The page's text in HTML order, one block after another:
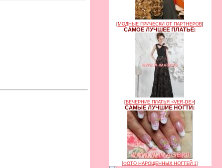
[МОДНЫЕ ПРИЧЕСКИ ОТ ПАРТНЕРОВ]
САМОЕ ЛУЧШЕЕ ПЛАТЬЕ:
[ВЕЧЕРНИЕ ПЛАТЬЯ <VER-DE>]
САМЫЕ ЛУЧШИЕ НОГТИ:
[ФОТО НАРОЩЕННЫХ НОГТЕЙ 1]